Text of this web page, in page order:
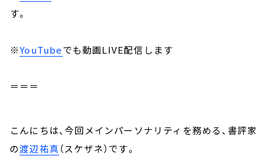
す。
※YouTubeでも動画LIVE配信します
＝＝＝
こんにちは、今回メインパーソナリティを務める、書評家
の渡辺祐真（スケザネ）です。